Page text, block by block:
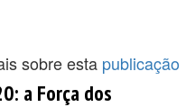
sobre esta publicação
a Força dos